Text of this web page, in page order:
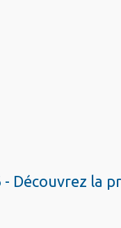
Découvrez la